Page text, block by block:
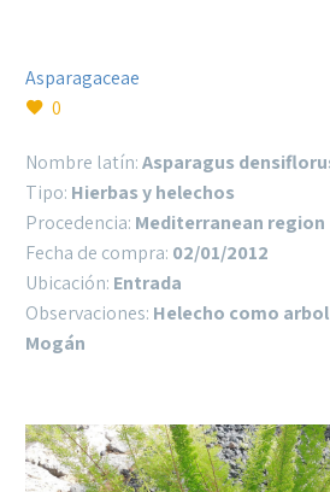
Asparagaceae
0
Nombre latín:Asparagus
Tipo: Hierbas y helechos
Procedencia: Mediterranean region
Fecha de compra: 02/01/2012
Ubicación: Entrada
Observaciones: Helecho como
Mogán